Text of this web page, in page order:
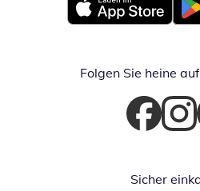
Öffnet in neuem
Folgen Sie heine
Öffnet inÖffnet
Sicher